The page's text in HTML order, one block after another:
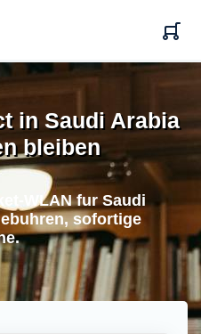
in Saudi Arabia
bleiben
WLAN fur Saudi
sofortige